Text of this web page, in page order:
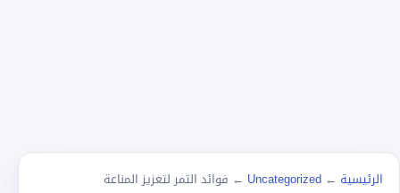
الرئيسية ←
Uncategorized
← فوائد التمر لتعزيز المناعة